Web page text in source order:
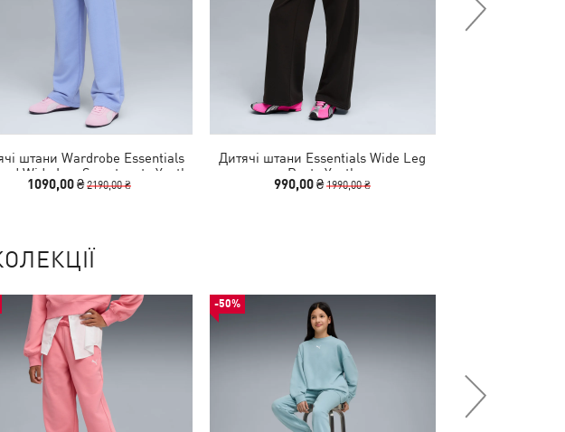
штани Wardrobe Essentials
Wide Leg Sweatpants Youth
1090,00 ₴2190,00 ₴
Дитячі штани Essentials Wide Leg
Pants Youth
990,00 ₴1990,00 ₴
-50%